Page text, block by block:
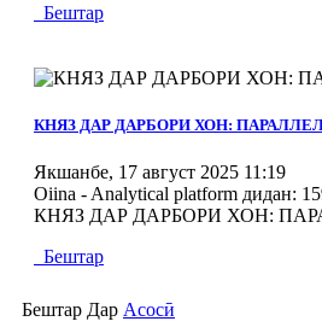
Бештар
КНЯЗ ДАР ДАРБОРИ ХОН:
Якшанбе, 17 август 2025 11:19
Oiina - Analytical platform дидан:
КНЯЗ ДАР ДАРБОРИ ХОН:
Бештар
Бештар Дар Асосӣ